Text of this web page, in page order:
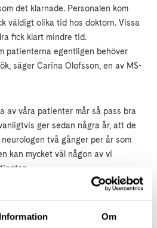
Information Om
det klarnade. Personalen kom
väldigt olika tid hos doktorn. Vissa
fick klart mindre tid.
patienterna egentligen behöver
säger Carina Olofsson, en av MS-
av våra patienter mår så pass bra
ger sedan några år, att de
två gånger per år som
kan mycket väl någon av vi
blir en timmes sköterskesamtal om
alla möjliga områden. Det kan i sin